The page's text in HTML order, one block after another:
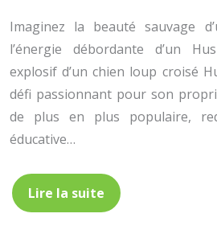
Imaginez la beauté sauvage
l’énergie débordante d’un
explosif d’un chien loup croisé
défi passionnant pour son
de plus en plus populaire,
éducative…
Lire la suite